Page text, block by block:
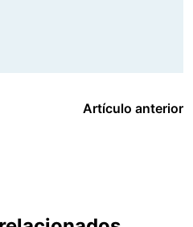
Artículo anterior